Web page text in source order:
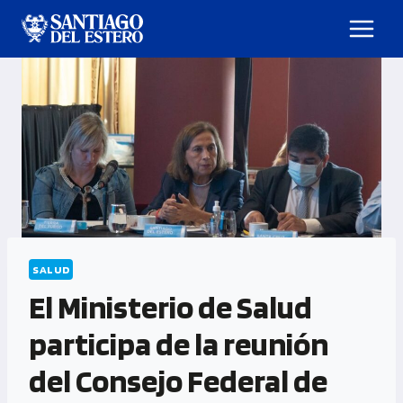
SALUD
El Ministerio de Salud
participa de la reunión
del Consejo Federal de